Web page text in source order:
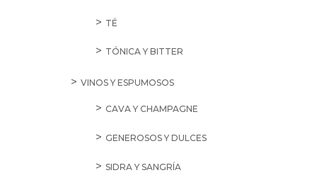
TÉ
TÓNICA Y BITTER
VINOS Y ESPUMOSOS
CAVA Y CHAMPAGNE
GENEROSOS Y DULCES
SIDRA Y SANGRÍA